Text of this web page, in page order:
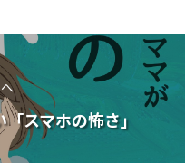
スマホの怖さ」